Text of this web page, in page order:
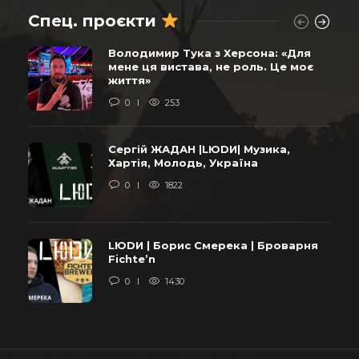
Спец. проєкти
Володимир Тука з Херсона: «Для
мене ця вистава, не роль. Це моє
життя»
0 253
Сергій ЖАДАН |LЮDИ| Музика,
Хартія, Молодь, Україна
0 1822
LЮDИ | Борис Смерека | Броварня
Fichte’n
0 1430